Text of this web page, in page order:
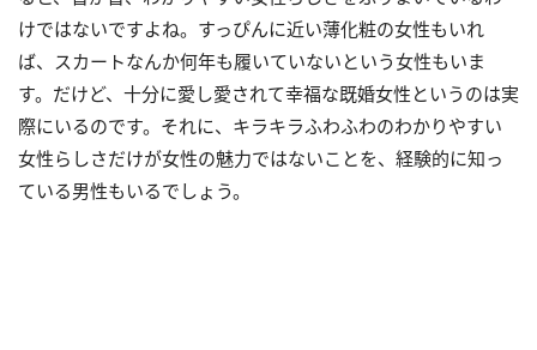
けではないですよね。すっぴんに近い薄化粧の女性もいれ
ば、スカートなんか何年も履いていないという女性もいま
す。だけど、十分に愛し愛されて幸福な既婚女性というのは実
際にいるのです。それに、キラキラふわふわのわかりやすい
女性らしさだけが女性の魅力ではないことを、経験的に知っ
ている男性もいるでしょう。